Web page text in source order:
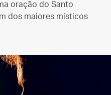
oração do Santo
dos maiores místicos